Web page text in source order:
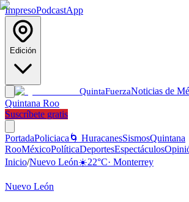
ImpresoPodcastApp
Edición
QuintaFuerzaNoticias de
Quintana Roo
Suscríbete gratis
PortadaPoliciaca 🌀 HuracanesSismosQuintana
RooMéxicoPolíticaDeportesEspectáculos
Inicio/Nuevo León☀️22°C· Monterrey
Nuevo León